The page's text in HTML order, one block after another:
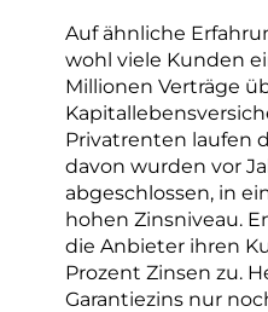
Auf ähnliche
wohl viele Kunden
Millionen Verträge
Privatrenten laufen
davon wurden vor
abgeschlossen, in
hohen Zinsniveau.
die Anbieter ihren
Prozent Zinsen zu.
Garantiezins nur